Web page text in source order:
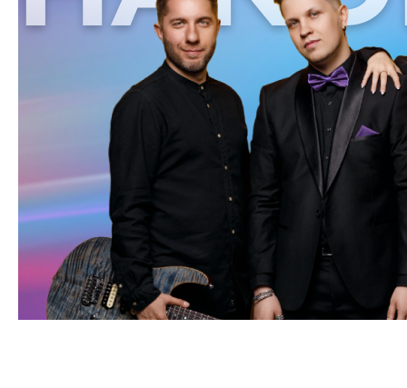
Заказать
музыкантов